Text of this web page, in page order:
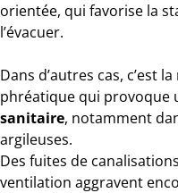
orientée, qui favorise la
l’évacuer.
Dans d’autres cas, c’est
phréatique qui provoque
sanitaire, notamment
argileuses.
Des fuites de
ventilation aggravent